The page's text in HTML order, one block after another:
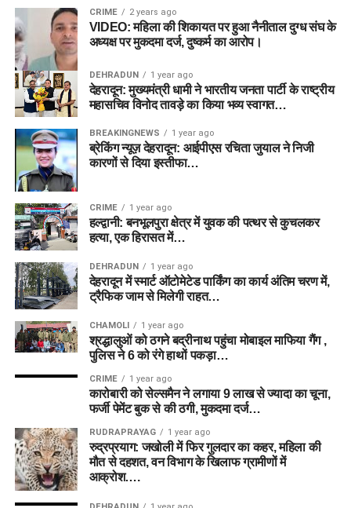
CRIME 2 years ago
VIDEO: महिला की शिकायत पर हुआ नैनीताल दुग्ध संघ के
अध्यक्ष पर मुकदमा दर्ज, दुष्कर्म का आरोप।
DEHRADUN 1 year ago
देहरादून: मुख्यमंत्री धामी ने भारतीय जनता पार्टी के राष्ट्रीय
महासचिव विनोद तावड़े का किया भव्य स्वागत…
BREAKINGNEWS 1 year ago
ब्रेकिंग न्यूज़ देहरादून: आईपीएस रचिता जुयाल ने निजी
कारणों से दिया इस्तीफा…
CRIME 1 year ago
हल्द्वानी: बनभूलपुरा क्षेत्र में युवक की पत्थर से कुचलकर
हत्या, एक हिरासत में…
DEHRADUN 1 year ago
देहरादून में स्मार्ट ऑटोमेटेड पार्किंग का कार्य अंतिम चरण में,
ट्रैफिक जाम से मिलेगी राहत…
CHAMOLI 1 year ago
श्रद्धालुओं को ठगने बद्रीनाथ पहुंचा मोबाइल माफिया गैंग ,
पुलिस ने 6 को रंगे हाथों पकड़ा…
CRIME 1 year ago
कारोबारी को सेल्समैन ने लगाया 9 लाख से ज्यादा का चूना,
फर्जी पेमेंट बुक से की ठगी, मुकदमा दर्ज…
RUDRAPRAYAG 1 year ago
रुद्रप्रयाग: जखोली में फिर गुलदार का कहर, महिला की
मौत से दहशत, वन विभाग के खिलाफ ग्रामीणों में
आक्रोश….